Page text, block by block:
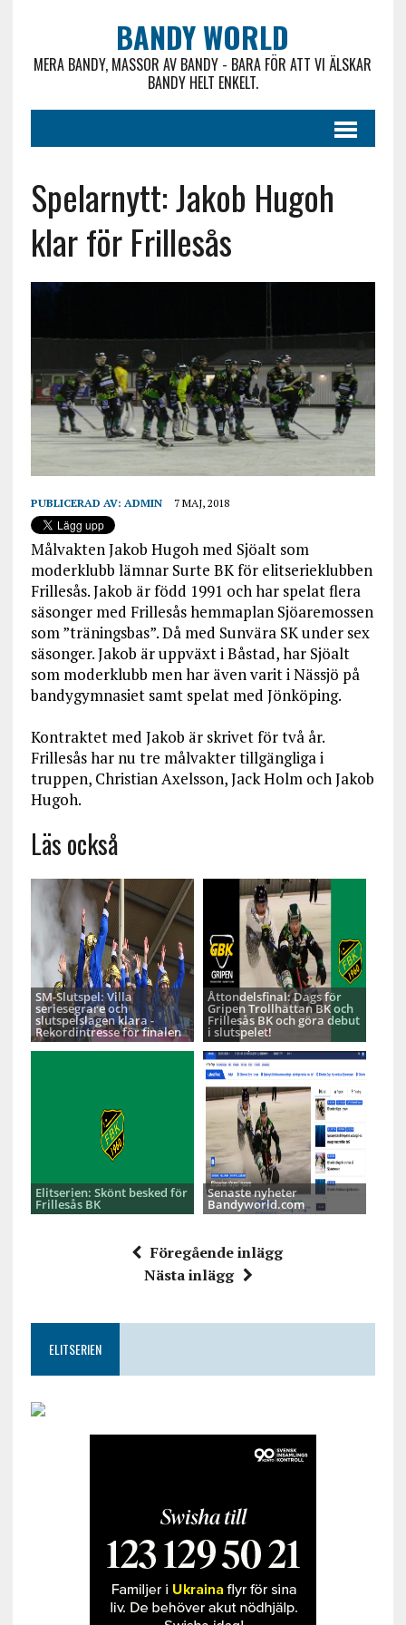
BANDY WORLD
MERA BANDY, MASSOR AV BANDY - BARA FÖR ATT VI ÄLSKAR
BANDY HELT ENKELT.
Spelarnytt: Jakob Hugoh
klar för Frillesås
PUBLICERAD AV: ADMIN 7 MAJ, 2018
Målvakten Jakob Hugoh med Sjöalt som
moderklubb lämnar Surte BK för elitserieklubben
Frillesås. Jakob är född 1991 och har spelat flera
säsonger med Frillesås hemmaplan Sjöaremossen
som ”träningsbas”. Då med Sunvära SK under sex
säsonger. Jakob är uppväxt i Båstad, har Sjöalt
som moderklubb men har även varit i Nässjö på
bandygymnasiet samt spelat med Jönköping.
Kontraktet med Jakob är skrivet för två år.
Frillesås har nu tre målvakter tillgängliga i
truppen, Christian Axelsson, Jack Holm och Jakob
Hugoh.
Läs också
SM-Slutspel: Villa
seriesegrare och
slutspelslagen klara -
Rekordintresse för finalen
Åttondelsfinal: Dags för
Gripen Trollhättan BK och
Frillesås BK och göra debut
i slutspelet!
Elitserien: Skönt besked för
Frillesås BK
Senaste nyheter
Bandyworld.com
Föregående inlägg
Nästa inlägg
ELITSERIEN